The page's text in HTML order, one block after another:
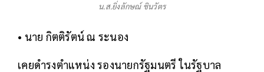
น.ส.ยิ่งลักษณ์ ชินวัตร
• นาย กิตติรัตน์ ณ ระนอง
เคยดำรงตำแหน่ง รองนายกรัฐมนตรี ในรัฐบาล